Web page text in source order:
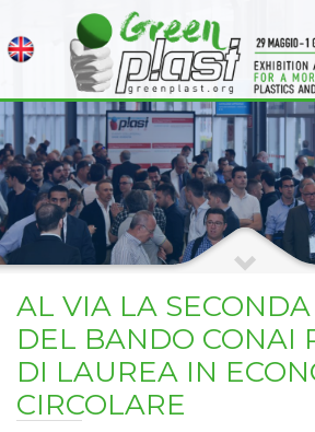
AL VIA LA
DEL BANDO CONAI
DI LAUREA IN
CIRCOLARE